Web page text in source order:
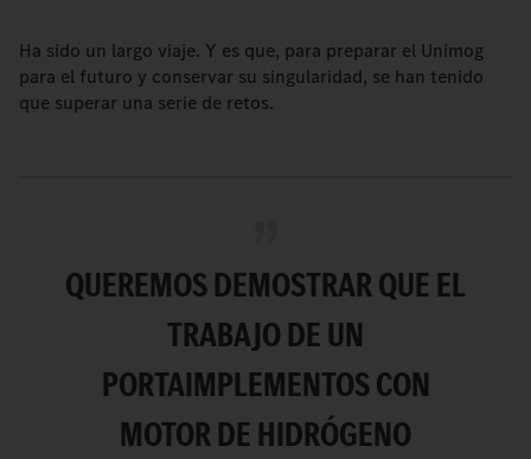
Ha sido un largo viaje. Y es que, para preparar el Unimog
para el futuro y conservar su singularidad, se han tenido
que superar una serie de retos.
QUEREMOS DEMOSTRAR QUE EL
TRABAJO DE UN
PORTAIMPLEMENTOS CON
MOTOR DE HIDRÓGENO